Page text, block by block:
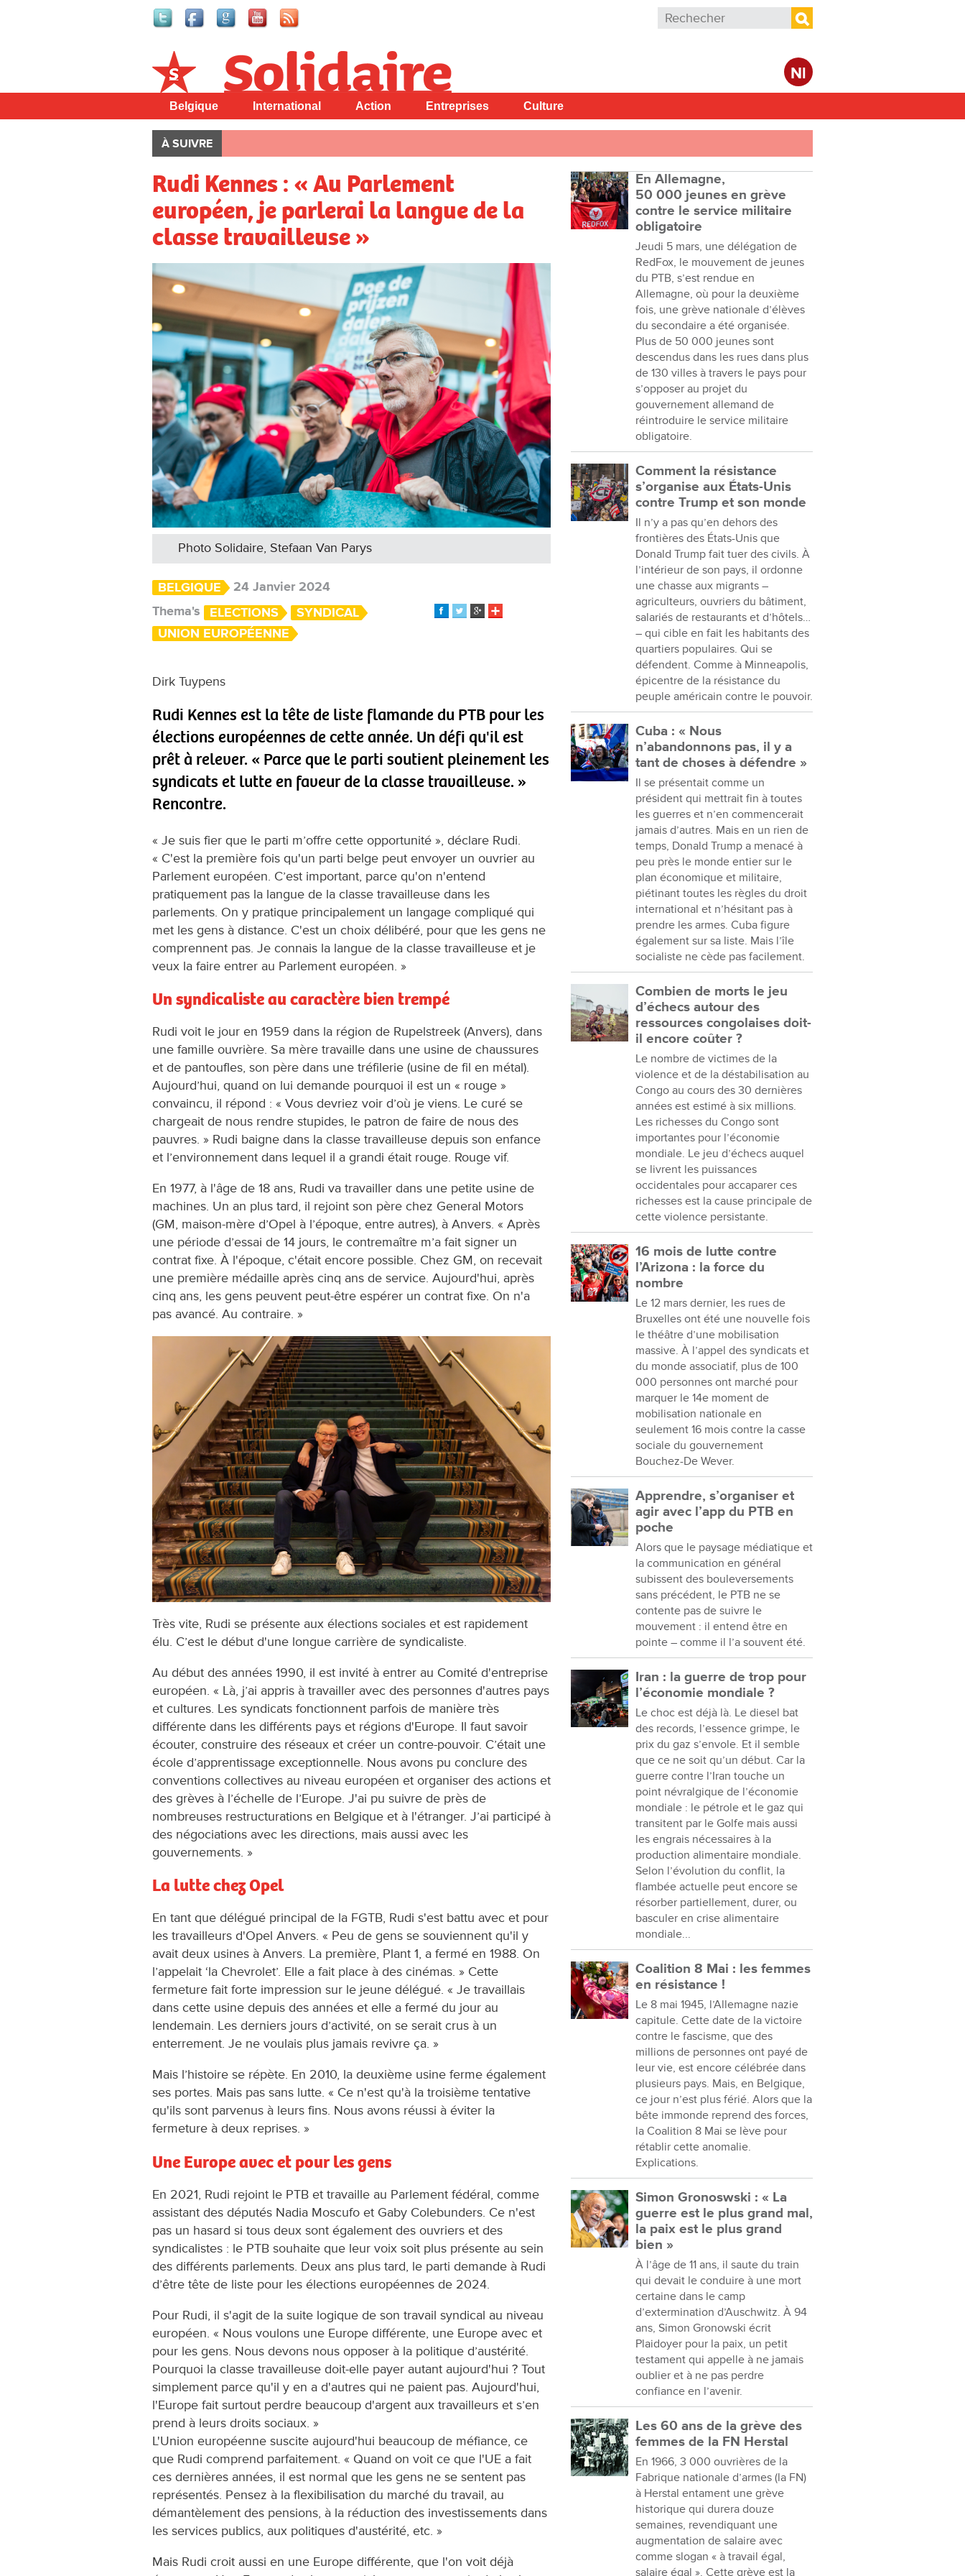
Formulaire de recherche
Rechercher
Nl
Solidaire
Belgique International Action Entreprises Culture
À SUIVRE
Rudi Kennes : « Au Parlement
européen, je parlerai la langue de la
classe travailleuse »
Photo Solidaire, Stefaan Van Parys
BELGIQUE
24 Janvier 2024
Thema's
ELECTIONS
SYNDICAL
UNION EUROPÉENNE
Dirk Tuypens
Rudi Kennes est la tête de liste flamande du PTB pour les
élections européennes de cette année. Un défi qu'il est
prêt à relever. « Parce que le parti soutient pleinement les
syndicats et lutte en faveur de la classe travailleuse. »
Rencontre.
« Je suis fier que le parti m’offre cette opportunité », déclare Rudi.
« C'est la première fois qu'un parti belge peut envoyer un ouvrier au
Parlement européen. C’est important, parce qu'on n'entend
pratiquement pas la langue de la classe travailleuse dans les
parlements. On y pratique principalement un langage compliqué qui
met les gens à distance. C'est un choix délibéré, pour que les gens ne
comprennent pas. Je connais la langue de la classe travailleuse et je
veux la faire entrer au Parlement européen. »
Un syndicaliste au caractère bien trempé
Rudi voit le jour en 1959 dans la région de Rupelstreek (Anvers), dans
une famille ouvrière. Sa mère travaille dans une usine de chaussures
et de pantoufles, son père dans une tréfilerie (usine de fil en métal).
Aujourd’hui, quand on lui demande pourquoi il est un « rouge »
convaincu, il répond : « Vous devriez voir d’où je viens. Le curé se
chargeait de nous rendre stupides, le patron de faire de nous des
pauvres. » Rudi baigne dans la classe travailleuse depuis son enfance
et l’environnement dans lequel il a grandi était rouge. Rouge vif.
En 1977, à l'âge de 18 ans, Rudi va travailler dans une petite usine de
machines. Un an plus tard, il rejoint son père chez General Motors
(GM, maison-mère dʼOpel à lʼépoque, entre autres), à Anvers. « Après
une période d’essai de 14 jours, le contremaître m’a fait signer un
contrat fixe. À l'époque, c'était encore possible. Chez GM, on recevait
une première médaille après cinq ans de service. Aujourd'hui, après
cinq ans, les gens peuvent peut-être espérer un contrat fixe. On n'a
pas avancé. Au contraire. »
Très vite, Rudi se présente aux élections sociales et est rapidement
élu. C’est le début d'une longue carrière de syndicaliste.
Au début des années 1990, il est invité à entrer au Comité d'entreprise
européen. « Là, j’ai appris à travailler avec des personnes d'autres pays
et cultures. Les syndicats fonctionnent parfois de manière très
différente dans les différents pays et régions d'Europe. Il faut savoir
écouter, construire des réseaux et créer un contre-pouvoir. C’était une
école d’apprentissage exceptionnelle. Nous avons pu conclure des
conventions collectives au niveau européen et organiser des actions et
des grèves à l’échelle de l’Europe. J'ai pu suivre de près de
nombreuses restructurations en Belgique et à l'étranger. J’ai participé à
des négociations avec les directions, mais aussi avec les
gouvernements. »
La lutte chez Opel
En tant que délégué principal de la FGTB, Rudi s'est battu avec et pour
les travailleurs d'Opel Anvers. « Peu de gens se souviennent qu'il y
avait deux usines à Anvers. La première, Plant 1, a fermé en 1988. On
l’appelait ‘la Chevrolet’. Elle a fait place à des cinémas. » Cette
fermeture fait forte impression sur le jeune délégué. « Je travaillais
dans cette usine depuis des années et elle a fermé du jour au
lendemain. Les derniers jours d’activité, on se serait crus à un
enterrement. Je ne voulais plus jamais revivre ça. »
Mais l’histoire se répète. En 2010, la deuxième usine ferme également
ses portes. Mais pas sans lutte. « Ce n'est qu'à la troisième tentative
qu'ils sont parvenus à leurs fins. Nous avons réussi à éviter la
fermeture à deux reprises. »
Une Europe avec et pour les gens
En 2021, Rudi rejoint le PTB et travaille au Parlement fédéral, comme
assistant des députés Nadia Moscufo et Gaby Colebunders. Ce n'est
pas un hasard si tous deux sont également des ouvriers et des
syndicalistes : le PTB souhaite que leur voix soit plus présente au sein
des différents parlements. Deux ans plus tard, le parti demande à Rudi
d’être tête de liste pour les élections européennes de 2024.
Pour Rudi, il s'agit de la suite logique de son travail syndical au niveau
européen. « Nous voulons une Europe différente, une Europe avec et
pour les gens. Nous devons nous opposer à la politique d’austérité.
Pourquoi la classe travailleuse doit-elle payer autant aujourd'hui ? Tout
simplement parce qu'il y en a d'autres qui ne paient pas. Aujourd'hui,
l'Europe fait surtout perdre beaucoup d'argent aux travailleurs et s’en
prend à leurs droits sociaux. »
L'Union européenne suscite aujourd'hui beaucoup de méfiance, ce
que Rudi comprend parfaitement. « Quand on voit ce que l'UE a fait
ces dernières années, il est normal que les gens ne se sentent pas
représentés. Pensez à la flexibilisation du marché du travail, au
démantèlement des pensions, à la réduction des investissements dans
les services publics, aux politiques d'austérité, etc. »
Mais Rudi croit aussi en une Europe différente, que l'on voit déjà
En Allemagne,
50 000 jeunes en grève
contre le service militaire
obligatoire
Jeudi 5 mars, une délégation de
RedFox, le mouvement de jeunes
du PTB, s’est rendue en
Allemagne, où pour la deuxième
fois, une grève nationale d’élèves
du secondaire a été organisée.
Plus de 50 000 jeunes sont
descendus dans les rues dans plus
de 130 villes à travers le pays pour
s’opposer au projet du
gouvernement allemand de
réintroduire le service militaire
obligatoire.
Comment la résistance
s’organise aux États-Unis
contre Trump et son monde
Il n’y a pas qu’en dehors des
frontières des États-Unis que
Donald Trump fait tuer des civils. À
l’intérieur de son pays, il ordonne
une chasse aux migrants –
agriculteurs, ouvriers du bâtiment,
salariés de restaurants et d’hôtels…
– qui cible en fait les habitants des
quartiers populaires. Qui se
défendent. Comme à Minneapolis,
épicentre de la résistance du
peuple américain contre le pouvoir.
Cuba : « Nous
n’abandonnons pas, il y a
tant de choses à défendre »
Il se présentait comme un
président qui mettrait fin à toutes
les guerres et n’en commencerait
jamais d’autres. Mais en un rien de
temps, Donald Trump a menacé à
peu près le monde entier sur le
plan économique et militaire,
piétinant toutes les règles du droit
international et n’hésitant pas à
prendre les armes. Cuba figure
également sur sa liste. Mais l’île
socialiste ne cède pas facilement.
Combien de morts le jeu
d’échecs autour des
ressources congolaises doit-
il encore coûter ?
Le nombre de victimes de la
violence et de la déstabilisation au
Congo au cours des 30 dernières
années est estimé à six millions.
Les richesses du Congo sont
importantes pour l’économie
mondiale. Le jeu d’échecs auquel
se livrent les puissances
occidentales pour accaparer ces
richesses est la cause principale de
cette violence persistante.
16 mois de lutte contre
l’Arizona : la force du
nombre
Le 12 mars dernier, les rues de
Bruxelles ont été une nouvelle fois
le théâtre d’une mobilisation
massive. À l’appel des syndicats et
du monde associatif, plus de 100
000 personnes ont marché pour
marquer le 14e moment de
mobilisation nationale en
seulement 16 mois contre la casse
sociale du gouvernement
Bouchez-De Wever.
Apprendre, s’organiser et
agir avec l’app du PTB en
poche
Alors que le paysage médiatique et
la communication en général
subissent des bouleversements
sans précédent, le PTB ne se
contente pas de suivre le
mouvement : il entend être en
pointe – comme il l’a souvent été.
Iran : la guerre de trop pour
l’économie mondiale ?
Le choc est déjà là. Le diesel bat
des records, l’essence grimpe, le
prix du gaz s’envole. Et il semble
que ce ne soit qu’un début. Car la
guerre contre l’Iran touche un
point névralgique de l’économie
mondiale : le pétrole et le gaz qui
transitent par le Golfe mais aussi
les engrais nécessaires à la
production alimentaire mondiale.
Selon l’évolution du conflit, la
flambée actuelle peut encore se
résorber partiellement, durer, ou
basculer en crise alimentaire
mondiale...
Coalition 8 Mai : les femmes
en résistance !
Le 8 mai 1945, l’Allemagne nazie
capitule. Cette date de la victoire
contre le fascisme, que des
millions de personnes ont payé de
leur vie, est encore célébrée dans
plusieurs pays. Mais, en Belgique,
ce jour n’est plus férié. Alors que la
bête immonde reprend des forces,
la Coalition 8 Mai se lève pour
rétablir cette anomalie.
Explications.
Simon Gronoswski : « La
guerre est le plus grand mal,
la paix est le plus grand
bien »
À l’âge de 11 ans, il saute du train
qui devait le conduire à une mort
certaine dans le camp
d’extermination d’Auschwitz. À 94
ans, Simon Gronowski écrit
Plaidoyer pour la paix, un petit
testament qui appelle à ne jamais
oublier et à ne pas perdre
confiance en l’avenir.
Les 60 ans de la grève des
femmes de la FN Herstal
En 1966, 3 000 ouvrières de la
Fabrique nationale d’armes (la FN)
à Herstal entament une grève
historique qui durera douze
semaines, revendiquant une
augmentation de salaire avec
comme slogan « à travail égal,
salaire égal ». Cette grève est la